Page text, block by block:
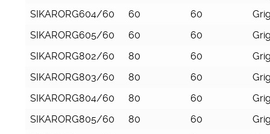
SIKARORG604/60
60 60
SIKARORG605/60
60 60
SIKARORG802/60
80 60
SIKARORG803/60
80 60
SIKARORG804/60
80 60
SIKARORG805/60
80 60